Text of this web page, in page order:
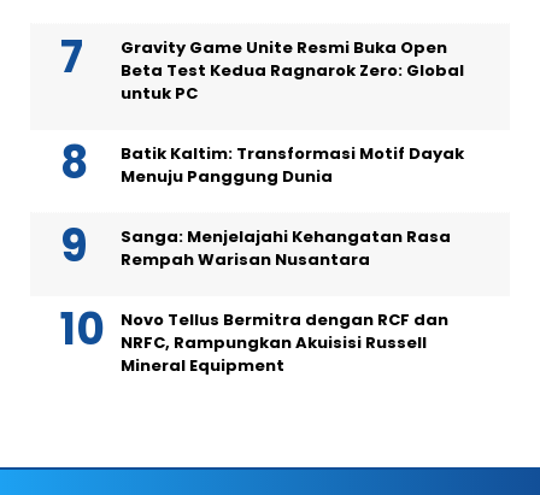
Gravity Game Unite Resmi Buka Open
Beta Test Kedua Ragnarok Zero: Global
untuk PC
Batik Kaltim: Transformasi Motif Dayak
Menuju Panggung Dunia
Sanga: Menjelajahi Kehangatan Rasa
Rempah Warisan Nusantara
Novo Tellus Bermitra dengan RCF dan
NRFC, Rampungkan Akuisisi Russell
Mineral Equipment